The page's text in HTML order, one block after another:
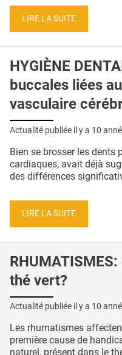
CONDITIONS GÉNÉRALES
CRÉDITS
LIRE LA SUITE
HYGIÈNE
buccales liées
vasculaire
Actualité publiée il y a 10
Bien se brosser les dents
cardiaques, avait déjà
des différences
LIRE LA SUITE
thé vert?
Actualité publiée il y a 10
Les rhumatismes
première cause de
naturel, présent dans le